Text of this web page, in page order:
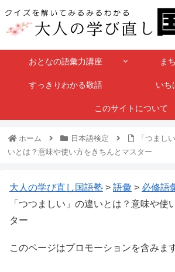
おとなの語彙力講座 ま
すっきりわかる敬語 いち
このサイトについて
ホーム 日本語検定
「つまし
いとは？意味や使い方をきちんとマスター
大人の学び直し国語塾 > 語彙 > 必修語
「つつましい」の違いとは？意味や使
ター
このページはプロモーションを含みます